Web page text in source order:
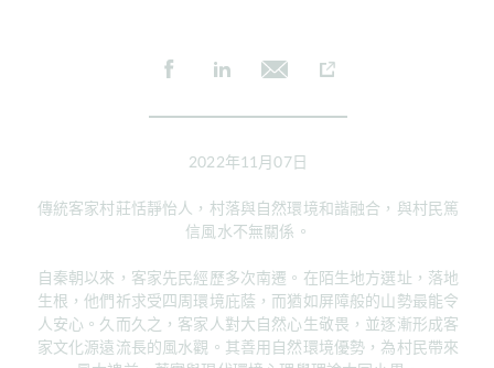
2022年11月07日
傳統客家村莊恬靜怡人，村落與自然環境和諧融合，與村民篤
信風水不無關係。
自秦朝以來，客家先民經歷多次南遷。在陌生地方選址，落地
生根，他們祈求受四周環境庇蔭，而猶如屏障般的山勢最能令
人安心。久而久之，客家人對大自然心生敬畏，並逐漸形成客
家文化源遠流長的風水觀。其善用自然環境優勢，為村民帶來